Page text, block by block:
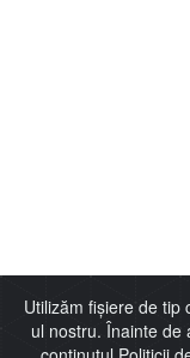
Utilizăm fișiere de
ul nostru. Înainte de